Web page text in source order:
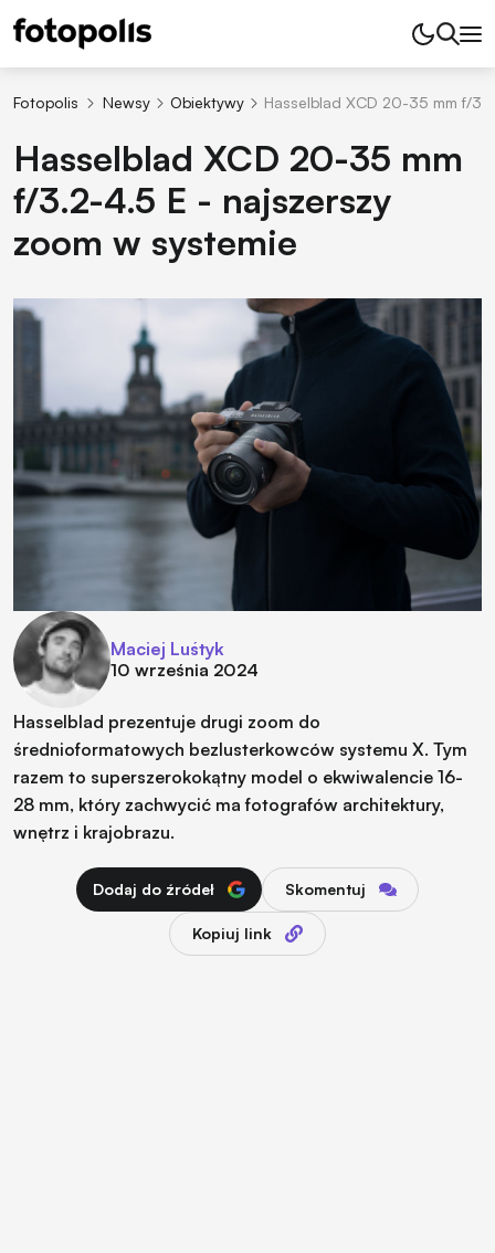
Fotopolis Newsy Obiektywy Hasselblad XCD 20-35 mm f/
Hasselblad XCD 20-35 mm
f/3.2-4.5 E - najszerszy
zoom w systemie
Maciej Luśtyk
10 września 2024
Hasselblad prezentuje drugi zoom do
średnioformatowych bezlusterkowców systemu X. Tym
razem to superszerokokątny model o ekwiwalencie 16-
28 mm, który zachwycić ma fotografów architektury,
wnętrz i krajobrazu.
Dodaj do źródeł Skomentuj
Kopiuj link